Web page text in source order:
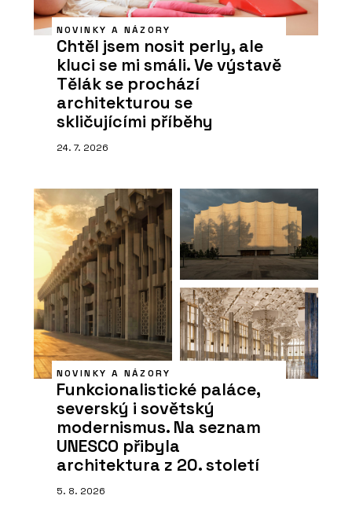
NOVINKY A NÁZORY
Chtěl jsem nosit perly, ale
kluci se mi smáli. Ve výstavě
Tělák se prochází
architekturou se
skličujícími příběhy
24. 7. 2026
NOVINKY A NÁZORY
Funkcionalistické paláce,
severský i sovětský
modernismus. Na seznam
UNESCO přibyla
architektura z 20. století
5. 8. 2026